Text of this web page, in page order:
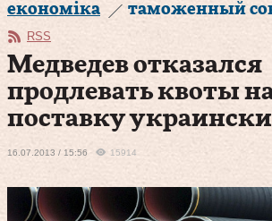
економіка таможенный
RSS
Медведев отказался
продлевать квоты
поставку
16.07.2013 / 15:56 15914